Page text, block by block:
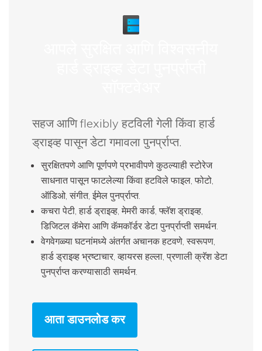
सहज आणि flexibly हटविली गेली किंवा हार्ड
ड्राइव्ह पासून डेटा गमावला पुनर्प्राप्त.
सुरक्षितपणे आणि पूर्णपणे प्रभावीपणे कुठल्याही स्टोरेज
साधनात पासून फाटलेल्या किंवा हटविले फाइल, फोटो,
ऑडिओ, संगीत, ईमेल पुनर्प्राप्त.
कचरा पेटी, हार्ड ड्राइव्ह, मेमरी कार्ड, फ्लॅश ड्राइव्ह,
डिजिटल कॅमेरा आणि कॅमकॉर्डर डेटा पुनर्प्राप्ती समर्थन.
वेगवेगळ्या घटनांमध्ये अंतर्गत अचानक हटवणे, स्वरूपण,
हार्ड ड्राइव्ह भ्रष्टाचार, व्हायरस हल्ला, प्रणाली क्रॅश डेटा
पुनर्प्राप्त करण्यासाठी समर्थन.
आता डाउनलोड कर